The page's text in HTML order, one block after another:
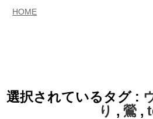
HOME
選択されているタグ :
り , 鶯 ,